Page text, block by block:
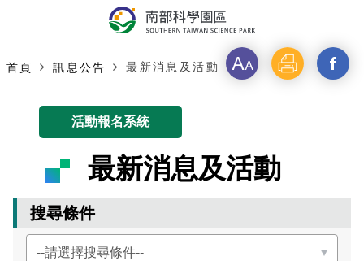
首頁 訊息公告 最新消息及活動 字 列 分
活動報名系統
最新消息及活動
搜尋條件
選
擇